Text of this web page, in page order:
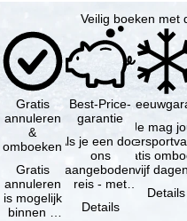
Veilig boeken met
Gratis
annuleren
&
omboeken
Gratis
annuleren
is mogelijk
binnen 5
Best-Price-
garantie
Als je een door
ons
aangeboden
reis - met
dezelfde inhoud
en
Details
Je mag
gratis
als vijf
Details